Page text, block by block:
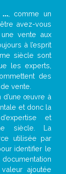
..., comme un
être avez-vous
vente aux
à l’esprit
siècle sont
les experts,
des
vente.
d’une œuvre à
et donc la
et
siècle. La
utilisée par
identifier le
ajoutée